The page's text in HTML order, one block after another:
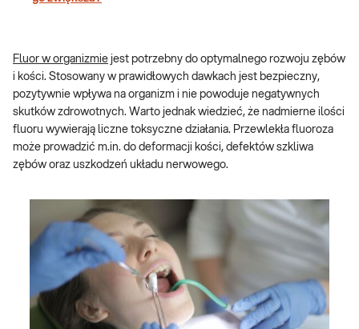
Fluor w organizmie jest potrzebny do optymalnego rozwoju zębów
i kości. Stosowany w prawidłowych dawkach jest bezpieczny,
pozytywnie wpływa na organizm i nie powoduje negatywnych
skutków zdrowotnych. Warto jednak wiedzieć, że nadmierne ilości
fluoru wywierają liczne toksyczne działania. Przewlekła fluoroza
może prowadzić m.in. do deformacji kości, defektów szkliwa
zębów oraz uszkodzeń układu nerwowego.